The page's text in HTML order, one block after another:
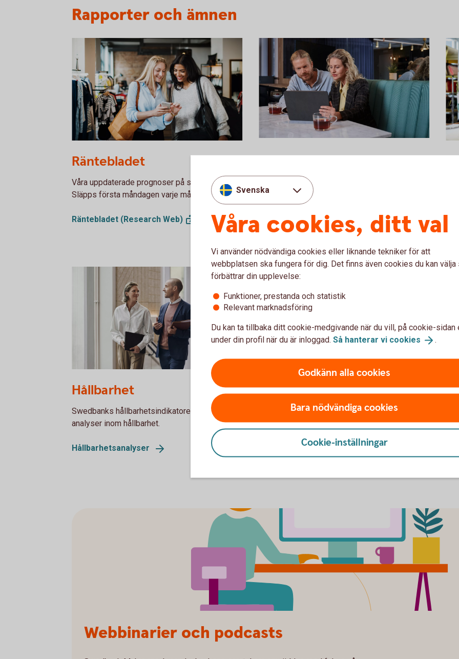
Rapporter och ämnen
Räntebladet
Våra uppdaterade prognoser på svenska räntor.
Släpps första måndagen varje månad.
Räntebladet (Research Web)
Veckobrev
Fokuserar på svensk makro, Riksbanken och
andra händelser som är viktiga för svenska
räntor och kronan. Släpps varje fredag
MacroWeekly
Hållbarhet
Swedbanks hållbarhetsindikatorer och andra
analyser inom hållbarhet.
Hållbarhetsanalyser
Colleagues discussing a 3D model
Regional utblick
Halvårsvis analys om hur konjunkturutsikterna
förväntas påverka utvecklingen i åtta av
och bostadsmarknad.
Webbinarier och podcasts
Svenska
Våra cookies, ditt val
Vi använder nödvändiga cookies eller liknande tekniker för att
webbplatsen ska fungera för dig. Det finns även cookies du kan välja
förbättrar din upplevelse:
Funktioner, prestanda och statistik
Relevant marknadsföring
Du kan ta tillbaka ditt cookie-medgivande när du vill, på cookie-sidan
under din profil när du är inloggad. Så hanterar vi cookies .
Godkänn alla cookies
Bara nödvändiga cookies
Cookie-inställningar